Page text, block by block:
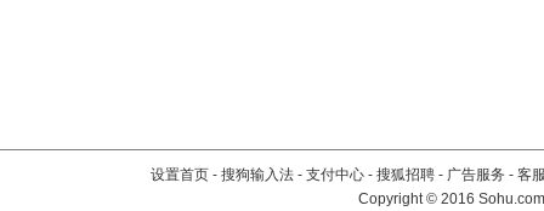
设置首页 - 搜狗输入法 - 支付中心 - 搜狐招聘 - 广告服务 - 客
Copyright©2016